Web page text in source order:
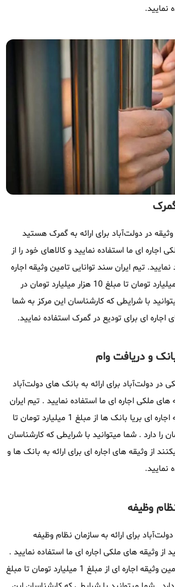
نمایید.
وثیقه در دولت‌آباد برای ارائه به گمرک هستید
اجاره ای ما استفاده نمایید و کالاهای خود را از
تیم ایران سند توانایی تامین وثیقه اجاره
ای برای گمرک از مبلغ 1 میلیارد تومان تا مبلغ 10 هزار میلیارد تومان در
با شرایطی که کارشناسان این مرکز به شما
اجاره ای برای تودیع در گمرک استفاده نمایید.
و دریافت وام
در دولت‌آباد برای ارائه به بانک های دولت‌آباد
ملکی اجاره ای ما استفاده نمایید . تیم ایران
سند توانایی تامین وثیقه اجاره ای بریا بانک ها از مبلغ 1 میلیارد تومان تا
تومان را دارد . شما میتوانید با شرایطی که کارشناسان
از وثیقه های اجاره ای برای ارائه به بانک ها و
نمایید.
وظیفه
برای ارائه به سازمان نظام وظیفه
از وثیقه های ملکی اجاره ای ما استفاده نمایید .
تیم ایران سند توانایی تامین وثیقه اجاره ای از مبلغ 1 میلیارد تومان تا مبلغ